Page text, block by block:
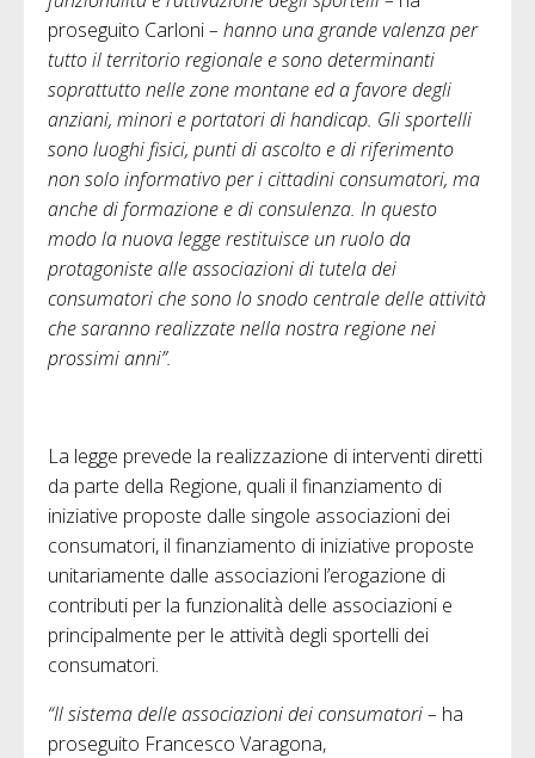
proseguito Carloni– hanno una grande valenza per
tutto il territorio regionale e sono determinanti
soprattutto nelle zone montane ed a favore degli
anziani, minori e portatori di handicap. Gli sportelli
sono luoghi fisici, punti di ascolto e di riferimento
non solo informativo per i cittadini consumatori, ma
anche di formazione e di consulenza. In questo
modo la nuova legge restituisce un ruolo da
protagoniste alle associazioni di tutela dei
consumatori che sono lo snodo centrale delle attività
che saranno realizzate nella nostra regione nei
prossimi anni”.
La legge prevede la realizzazione di interventi diretti
da parte della Regione, quali il finanziamento di
iniziative proposte dalle singole associazioni dei
consumatori, il finanziamento di iniziative proposte
unitariamente dalle associazioni l’erogazione di
contributi per la funzionalità delle associazioni e
principalmente per le attività degli sportelli dei
consumatori.
“Il sistema delle associazioni dei consumatori – ha
proseguito Francesco Varagona,